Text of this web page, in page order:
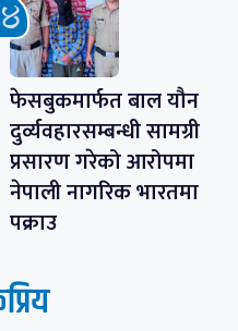
फेसबुकमार्फत बाल यौन
दुर्व्यवहारसम्बन्धी सामग्री
प्रसारण गरेको आरोपमा
नेपाली नागरिक भारतमा
पक्राउ